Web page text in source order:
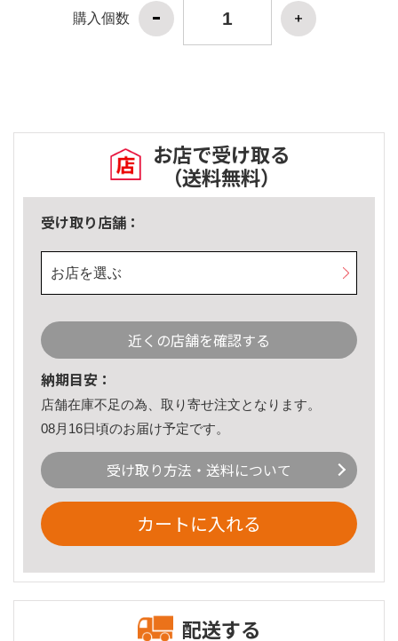
購入個数
お店で受け取る
（送料無料）
受け取り店舗：
お店を選ぶ
近くの店舗を確認する
納期目安：
店舗在庫不足の為、取り寄せ注文となります。
08月16日頃のお届け予定です。
受け取り方法・送料について
カートに入れる
配送する